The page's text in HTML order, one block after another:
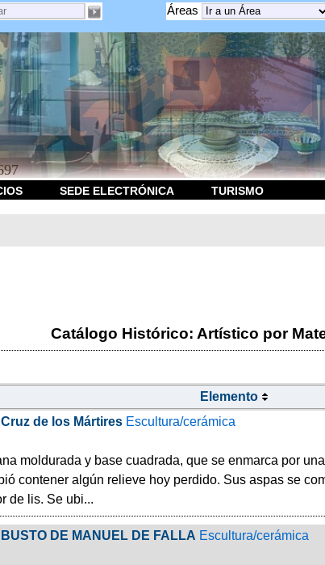
Áreas
SEDE ELECTRÓNICA TURISMO
Catálogo Histórico: Artístico por
Elemento
Cruz de los Mártires Escultura/cerámica
moldurada y base cuadrada, que se enmarca por
contener algún relieve hoy perdido. Sus aspas se
de lis. Se ubi...
BUSTO DE MANUEL DE FALLA Escultura/cerámica